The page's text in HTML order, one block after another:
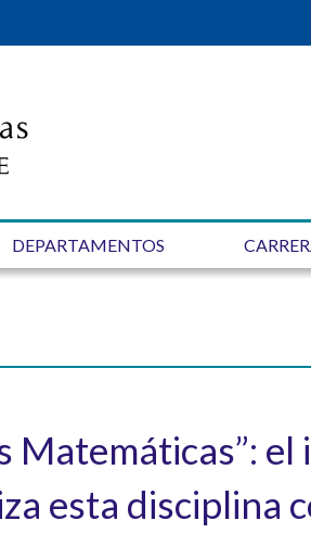
DEPARTAMENTOS
Matemáticas”:
esta disciplina